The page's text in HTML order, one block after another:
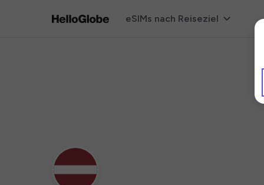
eSIMs nach Reiseziel